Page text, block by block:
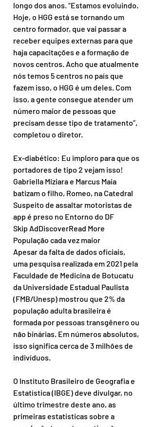
longo dos anos. “Estamos evoluindo.
Hoje, o HGG está se tornando um
centro formador, que vai passar a
receber equipes externas para que
haja capacitações e a formação de
novos centros. Acho que atualmente
nós temos 5 centros no país que
fazem isso, o HGG é um deles. Com
isso, a gente consegue atender um
número maior de pessoas que
precisam desse tipo de tratamento”,
completou o diretor.
Ex-diabético: Eu imploro para que os
portadores de tipo 2 vejam isso!
Gabriella Miziara e Marcus Maia
batizam o filho, Romeo, na Catedral
Suspeito de assaltar motoristas de
app é preso no Entorno do DF
Skip AdDiscoverRead More
População cada vez maior
Apesar da falta de dados oficiais,
uma pesquisa realizada em 2021 pela
Faculdade de Medicina de Botucatu
da Universidade Estadual Paulista
(FMB/Unesp) mostrou que 2% da
população adulta brasileira é
formada por pessoas transgênero ou
não binárias. Em números absolutos,
isso significa cerca de 3 milhões de
indivíduos.
O Instituto Brasileiro de Geografia e
Estatística (IBGE) deve divulgar, no
último trimestre deste ano, as
primeiras estatísticas sobre a